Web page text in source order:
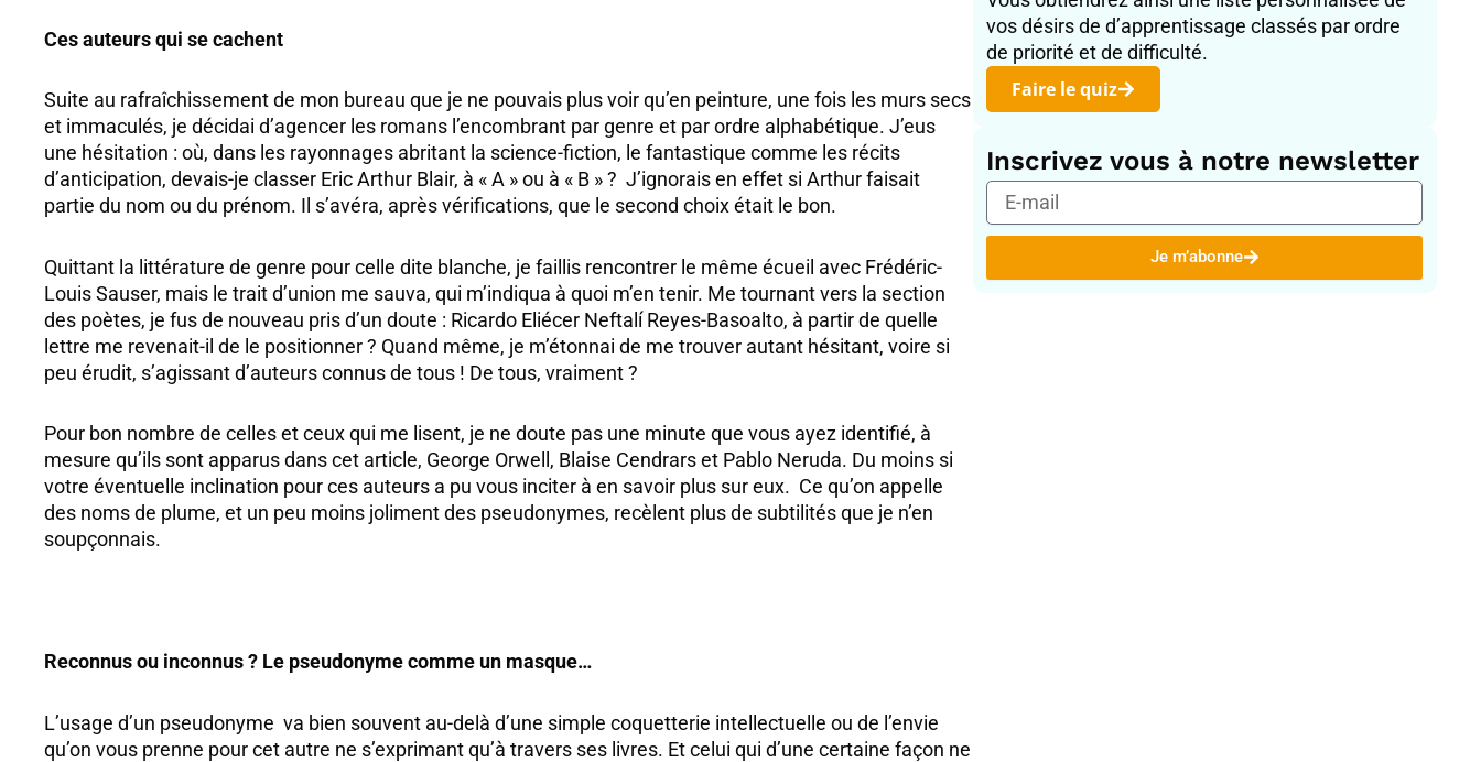
vos désirs de d’apprentissage classés par ordre
de priorité et de difficulté.
Faire le quiz
Inscrivez vous à notre newsletter
mail
Je m’abonne
Ces auteurs qui se cachent
Suite au rafraîchissement de mon bureau que je ne pouvais plus voir qu’en peinture, une fois les murs secs
et immaculés, je décidai d’agencer les romans l’encombrant par genre et par ordre alphabétique. J’eus
une hésitation : où, dans les rayonnages abritant la science-fiction, le fantastique comme les récits
d’anticipation, devais-je classer Eric Arthur Blair, à « A » ou à « B » ? J’ignorais en effet si Arthur faisait
partie du nom ou du prénom. Il s’avéra, après vérifications, que le second choix était le bon.
Quittant la littérature de genre pour celle dite blanche, je faillis rencontrer le même écueil avec Frédéric-
Louis Sauser, mais le trait d’union me sauva, qui m’indiqua à quoi m’en tenir. Me tournant vers la section
des poètes, je fus de nouveau pris d’un doute : Ricardo Eliécer Neftalí Reyes-Basoalto, à partir de quelle
lettre me revenait-il de le positionner ? Quand même, je m’étonnai de me trouver autant hésitant, voire si
peu érudit, s’agissant d’auteurs connus de tous ! De tous, vraiment ?
Pour bon nombre de celles et ceux qui me lisent, je ne doute pas une minute que vous ayez identifié, à
mesure qu’ils sont apparus dans cet article, George Orwell, Blaise Cendrars et Pablo Neruda. Du moins si
votre éventuelle inclination pour ces auteurs a pu vous inciter à en savoir plus sur eux. Ce qu’on appelle
des noms de plume, et un peu moins joliment des pseudonymes, recèlent plus de subtilités que je n’en
soupçonnais.
Reconnus ou inconnus ? Le pseudonyme comme un masque…
L’usage d’un pseudonyme va bien souvent au-delà d’une simple coquetterie intellectuelle ou de l’envie
qu’on vous prenne pour cet autre ne s’exprimant qu’à travers ses livres. Et celui qui d’une certaine façon ne